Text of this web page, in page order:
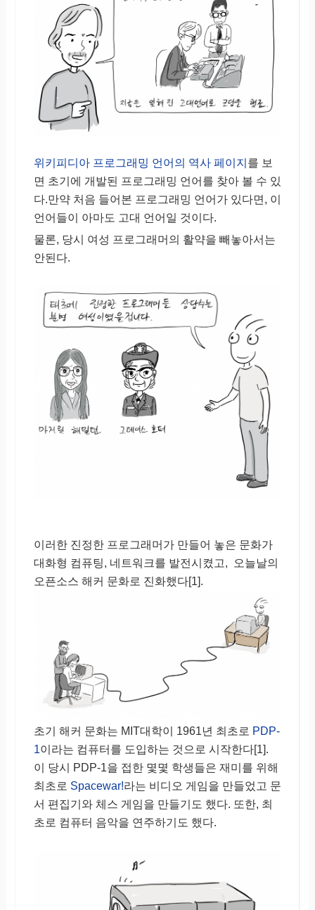
위키피디아 프로그래밍 언어의 역사 페이지 를 보
면 초기에 개발된 프로그래밍 언어를 찾아 볼 수 있
다.만약 처음 들어본 프로그래밍 언어가 있다면, 이
언어들이 아마도 고대 언어일 것이다.
물론, 당시 여성 프로그래머의 활약을 빼놓아서는
안된다.
이러한 진정한 프로그래머가 만들어 놓은 문화가
대화형 컴퓨팅, 네트워크를 발전시켰고, 오늘날의
오픈소스 해커 문화로 진화했다[1].
초기 해커 문화는 MIT대학이 1961년 최초로 PDP-
1이라는 컴퓨터를 도입하는 것으로 시작한다[1].
이 당시 PDP-1을 접한 몇몇 학생들은 재미를 위해
최초로 Spacewar!라는 비디오 게임을 만들었고 문
서 편집기와 체스 게임을 만들기도 했다. 또한, 최
초로 컴퓨터 음악을 연주하기도 했다.